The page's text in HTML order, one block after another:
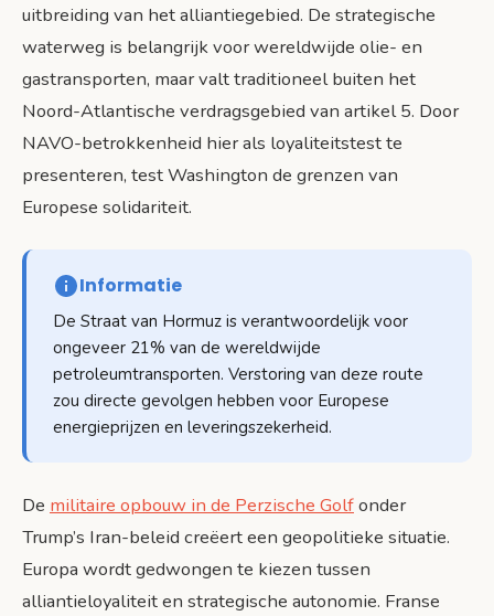
uitbreiding van het alliantiegebied. De strategische
waterweg is belangrijk voor wereldwijde olie- en
gastransporten, maar valt traditioneel buiten het
Noord-Atlantische verdragsgebied van artikel 5. Door
NAVO-betrokkenheid hier als loyaliteitstest te
presenteren, test Washington de grenzen van
Europese solidariteit.
Informatie
De Straat van Hormuz is verantwoordelijk voor
ongeveer 21% van de wereldwijde
petroleumtransporten. Verstoring van deze route
zou directe gevolgen hebben voor Europese
energieprijzen en leveringszekerheid.
De militaire opbouw in de Perzische Golfonder
Trump’s Iran-beleid creëert een geopolitieke situatie.
Europa wordt gedwongen te kiezen tussen
alliantieloyaliteit en strategische autonomie. Franse